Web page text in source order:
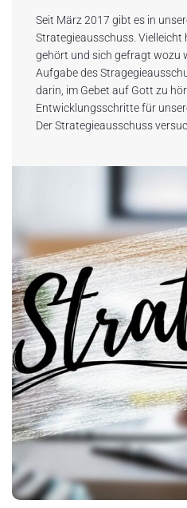
Seit März 2017 gibt es in
Strategieausschuss. Vielleicht
gehört und sich gefragt wozu
Aufgabe des
darin, im Gebet auf Gott zu
Entwicklungsschritte für
Der Strategieausschuss